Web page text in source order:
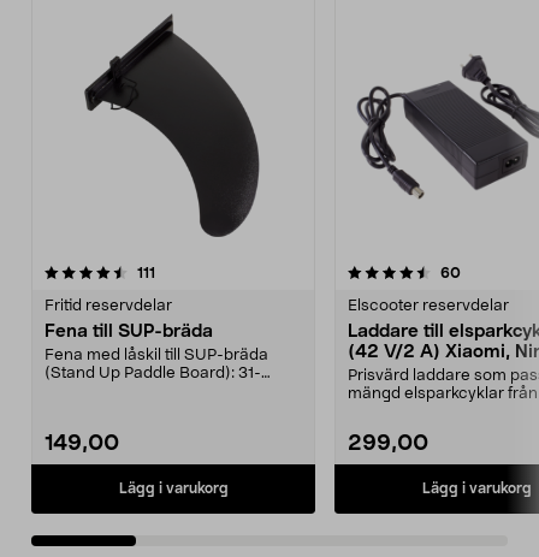
111
Fritid reservdelar
Fena till SUP-bräda
Fena med låskil till SUP-bräda
(Stand Up Paddle Board): 31-
149,00
Lägg i varukorg
4.5 av 5 stjärnor 60
Elscooter reservdelar
Laddare till
(42 V/2 A) Xiaomi,
E-Way m.fl.
Prisvärd laddare som
mängd elsparkcyklar från
299,00
Lägg i varukorg
4.0 av 5 stjärnor